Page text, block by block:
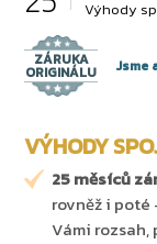
Výhody
ZÁRUKA
ORIGINÁLU Jsme
VÝHODY
25 měsíců
rovněž i
Vámi